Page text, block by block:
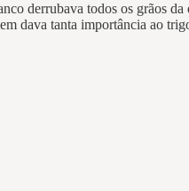
derrubava todos os grãos
dava tanta importância ao